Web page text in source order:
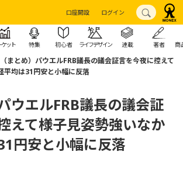
口座開設 ログイン
ケット 特集 初心者 ライフデザイン 連載 著者 商
（まとめ）パウエルFRB議長の議会証言を今夜に控えて
平均は31円安と小幅に反落
ウエルFRB議長の議会証
えて様子見姿勢強いなか
円安と小幅に反落